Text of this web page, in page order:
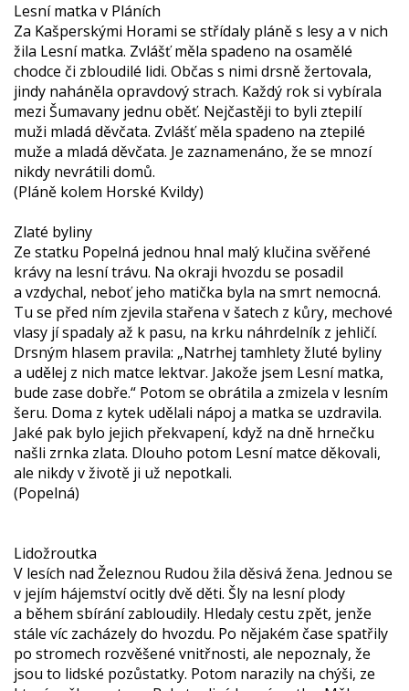
Lesní matka v Pláních
Za Kašperskými Horami se střídaly pláně s lesy a v nich
žila Lesní matka. Zvlášť měla spadeno na osamělé
chodce či zbloudilé lidi. Občas s nimi drsně žertovala,
jindy naháněla opravdový strach. Každý rok si vybírala
mezi Šumavany jednu oběť. Nejčastěji to byli ztepilí
muži mladá děvčata. Zvlášť měla spadeno na ztepilé
muže a mladá děvčata. Je zaznamenáno, že se mnozí
nikdy nevrátili domů.
(Pláně kolem Horské Kvildy)
Zlaté byliny
Ze statku Popelná jednou hnal malý klučina svěřené
krávy na lesní trávu. Na okraji hvozdu se posadil
a vzdychal, neboť jeho matička byla na smrt nemocná.
Tu se před ním zjevila stařena v šatech z kůry, mechové
vlasy jí spadaly až k pasu, na krku náhrdelník z jehličí.
Drsným hlasem pravila: „Natrhej tamhlety žluté byliny
a udělej z nich matce lektvar. Jakože jsem Lesní matka,
bude zase dobře.“ Potom se obrátila a zmizela v lesním
šeru. Doma z kytek udělali nápoj a matka se uzdravila.
Jaké pak bylo jejich překvapení, když na dně hrnečku
našli zrnka zlata. Dlouho potom Lesní matce děkovali,
ale nikdy v životě ji už nepotkali.
(Popelná)
Lidožroutka
V lesích nad Železnou Rudou žila děsivá žena. Jednou se
v jejím hájemství ocitly dvě děti. Šly na lesní plody
a během sbírání zabloudily. Hledaly cestu zpět, jenže
stále víc zacházely do hvozdu. Po nějakém čase spatřily
po stromech rozvěšené vnitřnosti, ale nepoznaly, že
jsou to lidské pozůstatky. Potom narazily na chýši, ze